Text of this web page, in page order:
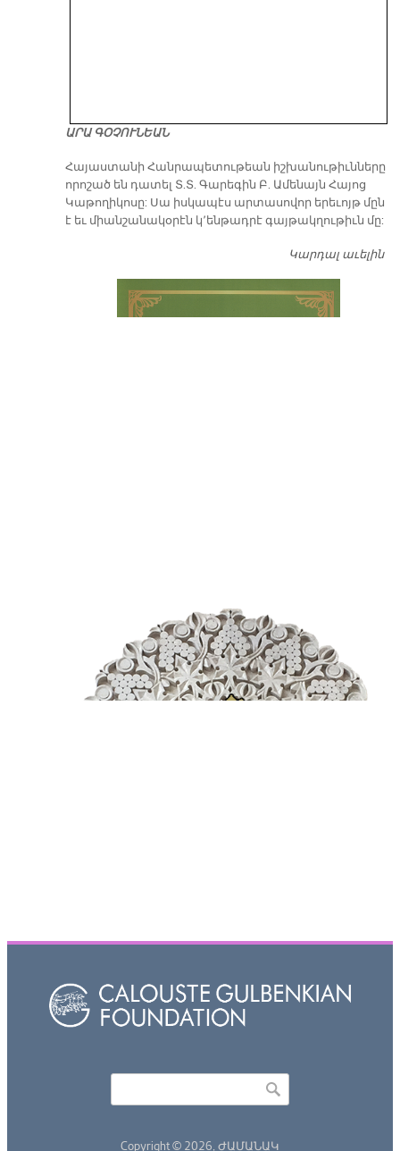
ԱՐԱ ԳՕՉՈՒՆԵԱՆ
​Հայաստանի Հանրապետութեան իշխանութիւնները
որոշած են դատել Տ.Տ. Գարեգին Բ. Ամենայն Հայոց
Կաթողիկոսը: Սա իսկապէս արտասովոր երեւոյթ մըն
է եւ միանշանակօրէն կ՚ենթադրէ գայթակղութիւն մը:
Կարդալ աւելին
Copyright © 2026, ԺԱՄԱՆԱԿ